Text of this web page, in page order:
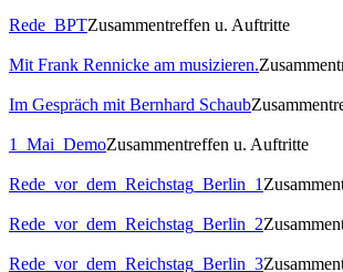
Rede_BPTZusammentreffen u. Auftritte
Mit Frank Rennicke am musizieren.
Im Gespräch mit Bernhard Schaub
1_Mai_DemoZusammentreffen u. Auftritte
Rede_vor_dem_Reichstag_Berlin_1
Rede_vor_dem_Reichstag_Berlin_2
Rede_vor_dem_Reichstag_Berlin_3